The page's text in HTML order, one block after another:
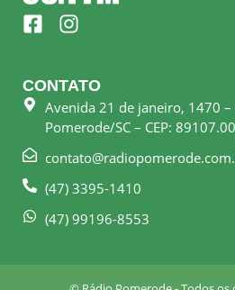
F
a
e
b
o
k
s
q
a
I
n
t
a
g
r
a
m
CONTATO
Avenida 21 de janeiro, 1470 –
Pomerode/SC – CEP:
(47) 3395-1410
(47) 99196-8553